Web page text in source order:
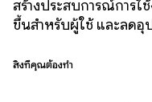
สร้างประสบการณ์การใ
ขึ้นสำหรับผู้ใช้ และลดอุ
สิ่งที่คุณต้องทำ